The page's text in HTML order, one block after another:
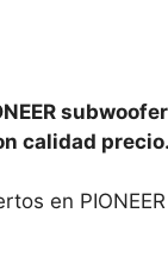
calidad precio.
en